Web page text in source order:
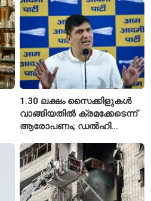
1.30 ലക്ഷം സൈക്കിളുകൾ
വാങ്ങിയതിൽ ക്രമക്കേടെന്ന്
ആരോപണം; ഡൽഹി